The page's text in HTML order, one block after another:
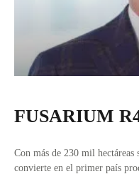
FUSARIUM
Con más de 230 mil hectáreas
convierte en el primer país